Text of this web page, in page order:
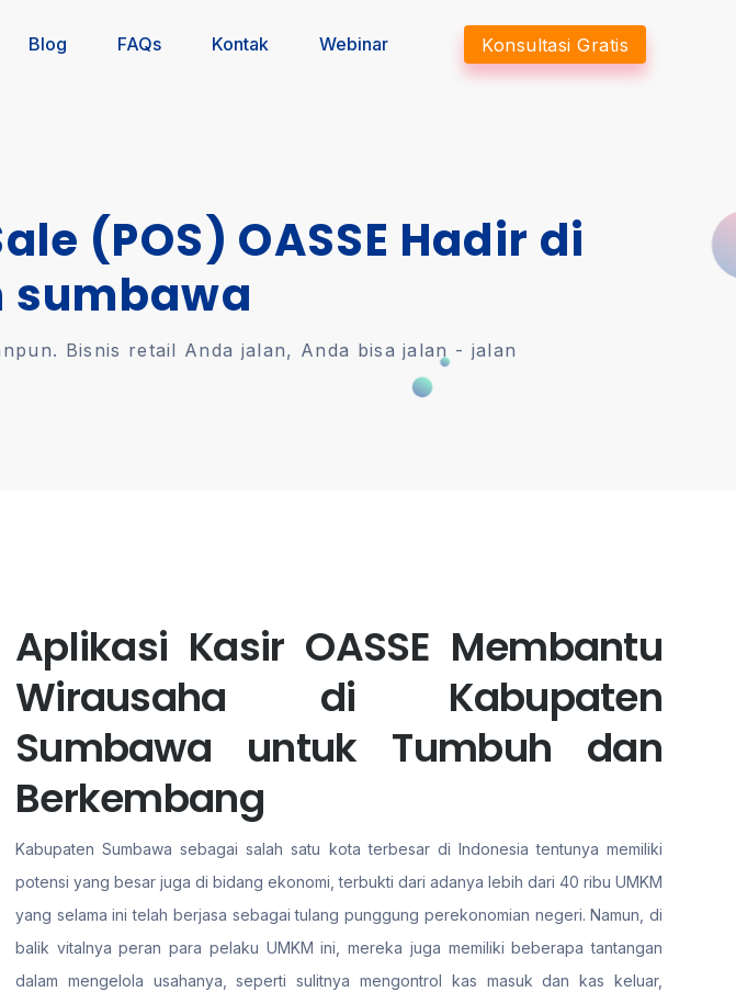
Blog FAQs Kontak Webinar Konsultasi Gratis
(POS) OASSE Hadir di
Bisnis retail Anda jalan, Anda bisa jalan - jalan
Aplikasi Kasir OASSE Membantu
Wirausaha di Kabupaten
Sumbawa untuk Tumbuh dan
Berkembang
Kabupaten Sumbawa sebagai salah satu kota terbesar di Indonesia tentunya memiliki
potensi yang besar juga di bidang ekonomi, terbukti dari adanya lebih dari 40 ribu UMKM
yang selama ini telah berjasa sebagai tulang punggung perekonomian negeri. Namun, di
balik vitalnya peran para pelaku UMKM ini, mereka juga memiliki beberapa tantangan
dalam mengelola usahanya, seperti sulitnya mengontrol kas masuk dan kas keluar,